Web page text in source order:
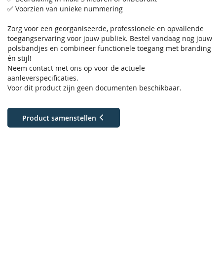
✅ Voorzien van unieke nummering
Zorg voor een georganiseerde, professionele en opvallende
toegangservaring voor jouw publiek. Bestel vandaag nog jouw
polsbandjes en combineer functionele toegang met branding
én stijl!
Neem contact met ons op voor de actuele
aanleverspecificaties.
Voor dit product zijn geen documenten beschikbaar.
Product samenstellen